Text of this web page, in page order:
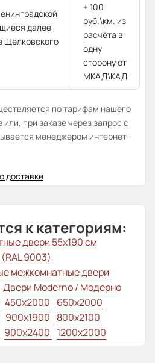
далее
Щёлковского
+ 100
руб.\км. из
расчёта в
одну
сторону от
МКАД\КАД
по тарифам нашего
при заказе через запрос с
менеджером интернет-
доставке
к категориям:
двери 55х190 см
9003)
межкомнатные двери
Двери Moderno / Модерно
450x2000 650x2000
900x1900 800x2100
900x2400 1200x2000